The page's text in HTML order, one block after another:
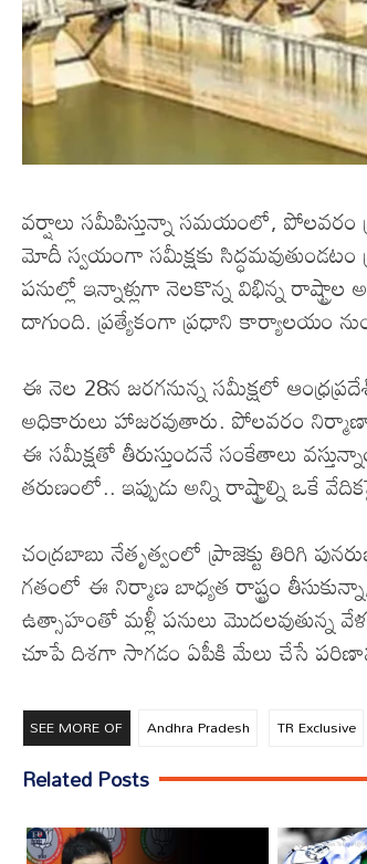
వర్షాలు సమీపిస్తున్నా సమయంలో,
మోదీ స్వయంగా సమీక్షకు సిద్ధమవుతుండటం
పనుల్లో ఇన్నాళ్లుగా నెలకొన్న విభిన్న
దాగుంది. ప్రత్యేకంగా ప్రధాని కార్యాలయం
ఈ నెల 28న జరగనున్న సమీక్షలో
అధికారులు హాజరవుతారు. పోలవరం
ఈ సమీక్షతో తీరుస్తుందనే సంకేతాలు
తరుణంలో.. ఇప్పుడు అన్ని రాష్ట్రాల్ని ఒకే
చంద్రబాబు నేతృత్వంలో ప్రాజెక్టు తిరిగి
గతంలో ఈ నిర్మాణ బాధ్యత రాష్ట్రం
ఉత్సాహంతో మళ్లీ పనులు మొదలవుతున్న
చూపే దిశగా సాగడం ఏపీకి మేలు చేసే
SEE MORE OF Andhra Pradesh TR Exclusive
Related Posts